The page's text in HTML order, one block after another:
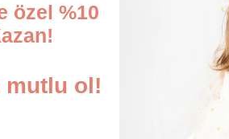
özel %10
mutlu ol!